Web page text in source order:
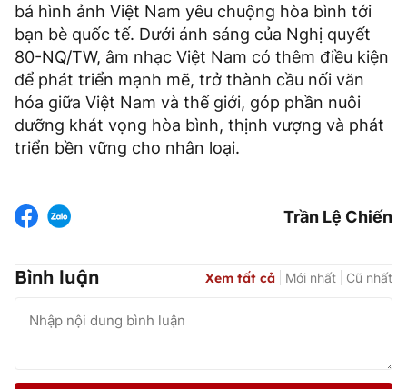
bá hình ảnh Việt Nam yêu chuộng hòa bình tới
bạn bè quốc tế. Dưới ánh sáng của Nghị quyết
80-NQ/TW, âm nhạc Việt Nam có thêm điều kiện
để phát triển mạnh mẽ, trở thành cầu nối văn
hóa giữa Việt Nam và thế giới, góp phần nuôi
dưỡng khát vọng hòa bình, thịnh vượng và phát
triển bền vững cho nhân loại.
Trần Lệ Chiến
Bình luận Xem tất cả Mới nhất Cũ nhất